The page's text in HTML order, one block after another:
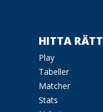
HITTA RÄTT
Play
Tabeller
Matcher
Stats